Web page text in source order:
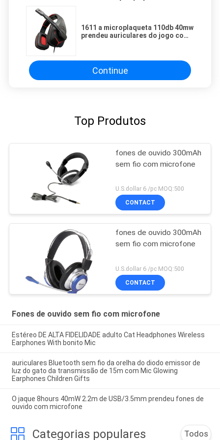
1611 a microplaqueta 110db 40mw
prendeu auriculares do jogo com
Continue
Top Produtos
fones de ouvido 300mAh
sem fio com microfone
U.S.dollar 6 /pc MOQ:500
CONTACT
fones de ouvido 300mAh
sem fio com microfone
U.S.dollar 6 /pc MOQ:500
CONTACT
Fones de ouvido sem fio com microfone
Estéreo DE ALTA FIDELIDADE adulto Cat Headphones Wireless
Earphones With bonito Mic
auriculares Bluetooth sem fio da orelha do diodo emissor de
luz do gato da transmissão de 15m com Mic Glowing
Earphones Children Gifts
O jaque 8hours 40mW 2.2m de USB/3.5mm prendeu fones de
ouvido com microfone
Categorias populares Todos